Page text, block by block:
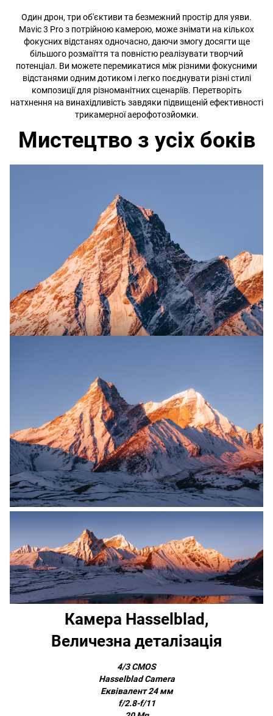
Один дрон, три об'єктиви та безмежний простір для уяви.
Mavic 3 Pro з потрійною камерою, може знімати на кількох
фокусних відстанях одночасно, даючи змогу досягти ще
більшого розмаїття та повністю реалізувати творчий
потенціал. Ви можете перемикатися між різними фокусними
відстанями одним дотиком і легко поєднувати різні стилі
композиції для різноманітних сценаріїв. Перетворіть
натхнення на винахідливість завдяки підвищеній ефективності
трикамерної аерофотозйомки.
Мистецтво з усіх боків
Камера Hasselblad,
Величезна деталізація
4/3 CMOS
Hasselblad Camera
Еквівалент 24 мм
f/2.8-f/11